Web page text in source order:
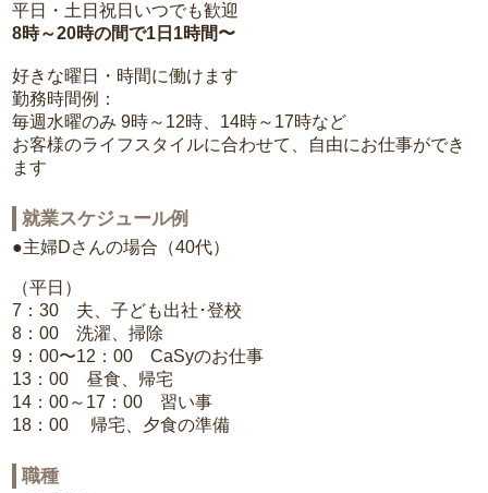
平日・土日祝日いつでも歓迎
8時～20時の間で1日1時間〜
好きな曜日・時間に働けます
勤務時間例：
毎週水曜のみ 9時～12時、14時～17時など
お客様のライフスタイルに合わせて、自由にお仕事ができ
ます
就業スケジュール例
●主婦Dさんの場合（40代）
（平日）
7：30 夫、子ども出社･登校
8：00 洗濯、掃除
9：00〜12：00 CaSyのお仕事
13：00 昼食、帰宅
14：00～17：00 習い事
18：00 帰宅、夕食の準備
職種